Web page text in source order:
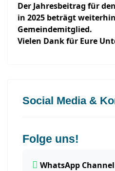
Der Jahresbeitrag für
in 2025 beträgt weiterhin
Gemeindemitglied.
Vielen Dank für Eure
Social Media &
Folge uns!
WhatsApp Channel